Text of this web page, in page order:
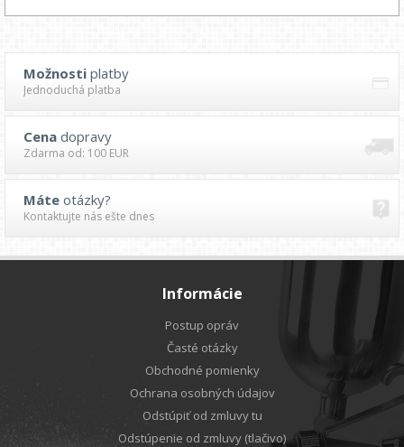
Možnosti platby
Jednoduchá platba
Cena dopravy
Zdarma od: 100 EUR
Máte otázky?
Kontaktujte nás ešte dnes
Informácie
Postup opráv
Časté otázky
Obchodné pomienky
Ochrana osobných údajov
Odstúpiť od zmluvy tu
Odstúpenie od zmluvy (tlačivo)